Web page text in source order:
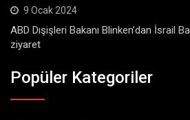
9 Ocak 2024
ABD Dışişleri Bakanı Blinken’dan İsrail
ziyaret
Popüler Kategoriler